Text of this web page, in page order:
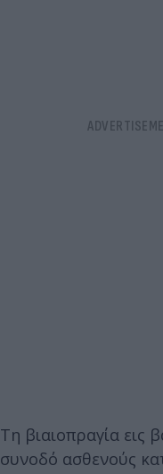
Τη βιαιοπραγία εις
συνοδό ασθενούς